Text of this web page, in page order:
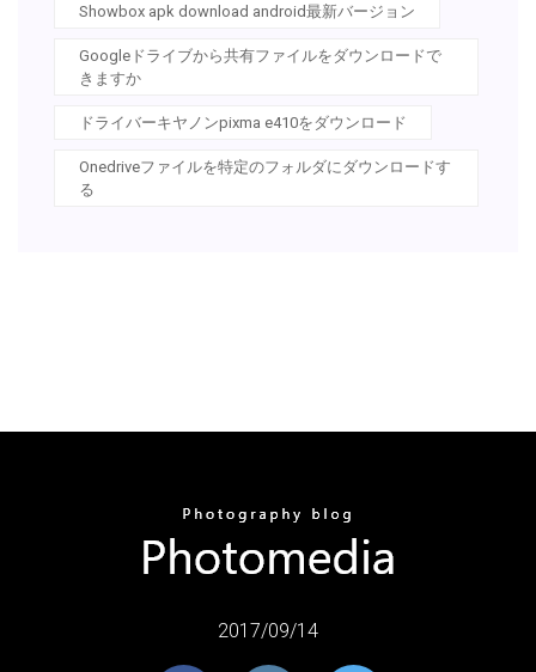
Showbox apk download android最新バージョン
Googleドライブから共有ファイルをダウンロードで
きますか
ドライバーキヤノンpixma e410をダウンロード
Onedriveファイルを特定のフォルダにダウンロードす
る
2017/09/14